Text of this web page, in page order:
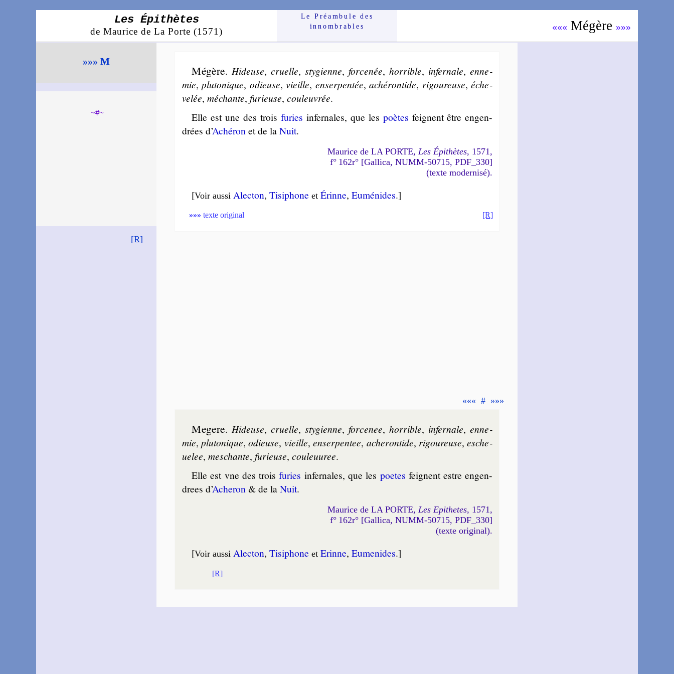
Les Épithètes
de Maurice de La Porte (1571)
Le Préam­bule des
innom­brables
««« Mé­gère »»»
»»» M
~#~
[R]
Mégère. Hi­deuse,cruelle,sty­gienne,for­ce­née,hor­rible, in­fer­nale,enne­
mie,plu­to­nique, odieuse,vieille, en­ser­pen­tée,aché­ron­tide, ri­gou­reuse,éche­
ve­lée, mé­chante, fu­rieuse, cou­leu­vrée.
Elle est une des trois fu­ries infer­nales, que les poètes feignent être en­gen­
drées d’Achéronet de laNuit.
Maurice de LA PORTE,Les Épithètes, 1571,
f° 162r° [Gallica, NUMM-50715, PDF_330]
(texte modernisé).
[Voir aussi Alec­ton,Ti­si­phone et Érinne,Eu­mé­nides.]
»»» texte original [R]
««« # »»»
Megere. Hi­deuse,cruelle,sty­gienne,for­ce­nee,hor­rible, in­fer­nale,enne­
mie,plu­to­nique,odieuse, vieille,en­ser­pen­tee, ache­ron­tide, ri­gou­reuse,esche­
ue­lee, mes­chante, fu­rieuse, cou­leu­uree.
Elle est vne des troisfu­ries infer­nales, que les poetes feignent estre en­gen­
drees d’Acheron& de laNuit.
Maurice de LA PORTE,Les Epithetes, 1571,
f° 162r° [Gallica, NUMM-50715, PDF_330]
(texte original).
[Voir aussi Alec­ton,Ti­si­phone et Erinne,Eu­me­nides.]
[R]